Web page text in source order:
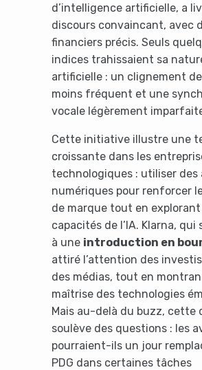
d’intelligence artificielle, a
discours convaincant, avec
financiers précis. Seuls
indices trahissaient sa
artificielle : un clignement
moins fréquent et une
vocale légèrement
Cette initiative illustre une
croissante dans les
technologiques : utiliser des
numériques pour renforcer
de marque tout en explorant
capacités de l’IA. Klarna, qui
à une introduction en
attiré l’attention des
des médias, tout en
maîtrise des technologies
Mais au-delà du buzz, cette
soulève des questions : les
pourraient-ils un jour
PDG dans certaines tâches